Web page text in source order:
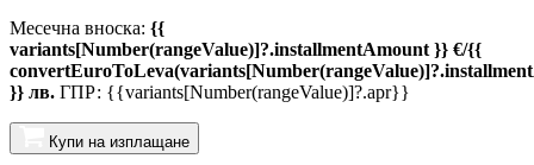
Месечна вноска: {{
variants[Number(rangeValue)]?.installmentAmount }} €/{{
}} лв. ГПР: {{variants[Number(rangeValue)]?.apr}}
Купи на изплащане